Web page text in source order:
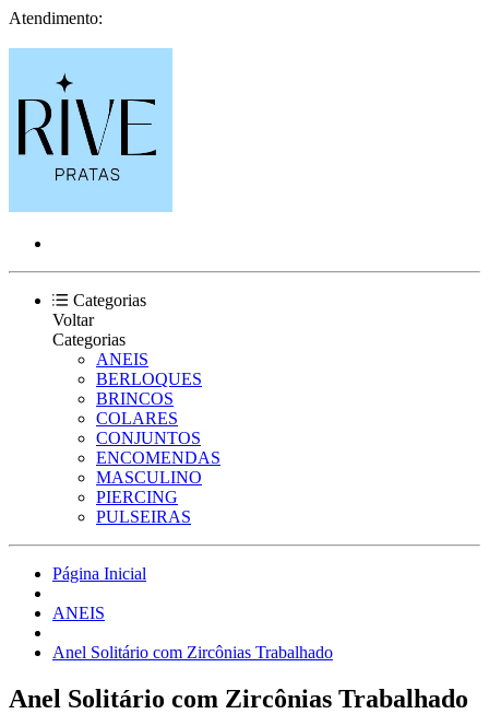
Atendimento:
Categorias
Voltar
Categorias
ANEIS
BERLOQUES
BRINCOS
COLARES
CONJUNTOS
ENCOMENDAS
MASCULINO
PIERCING
PULSEIRAS
Página Inicial
ANEIS
Anel Solitário com Zircônias Trabalhado
Anel Solitário com Zircônias Trabalhado